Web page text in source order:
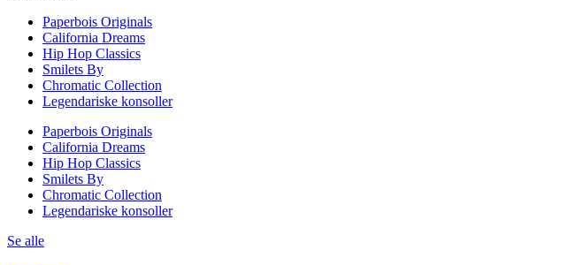
Paperbois Originals
California Dreams
Hip Hop Classics
Smilets By
Chromatic Collection
Legendariske konsoller
Paperbois Originals
California Dreams
Hip Hop Classics
Smilets By
Chromatic Collection
Legendariske konsoller
Se alle